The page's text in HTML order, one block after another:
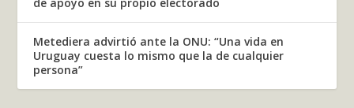
de apoyo en su propio electorado
Metediera advirtió ante la ONU: “Una vida en
Uruguay cuesta lo mismo que la de cualquier
persona”